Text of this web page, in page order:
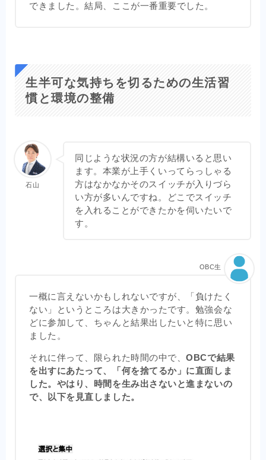
できました。結局、ここが一番重要でした。
生半可な気持ちを切るための生活習
慣と環境の整備
石山
同じような状況の方が結構いると思い
ます。本業が上手くいってらっしゃる
方はなかなかそのスイッチが入りづら
い方が多いんですね。どこでスイッチ
を入れることができたかを伺いたいで
す。
一概に言えないかもしれないですが、「負けたく
ない」というところは大きかったです。勉強会な
どに参加して、ちゃんと結果出したいと特に思い
ました。
それに伴って、限られた時間の中で、OBCで結果
を出すにあたって、「何を捨てるか」に直面しま
した。やはり、時間を生み出さないと進まないの
で、以下を見直しました。
OBC生